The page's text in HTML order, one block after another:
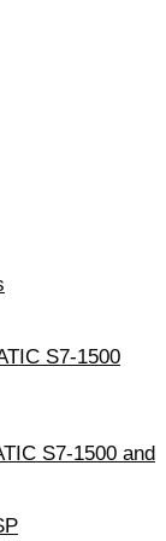
S7-1500
S7-1500 and